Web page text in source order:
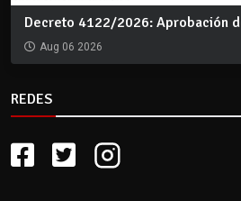
Decreto 4122/2026: Aprobación
Aug 06 2026
REDES